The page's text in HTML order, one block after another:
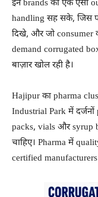
इन brands को एक ऐसा
handling सह सके, जिस
दिखे, और जो consumer
demand corrugated
बाज़ार खोल रही है।
Hajipur का pharma
Industrial Park में
packs, vials और syrup
चाहिए। Pharma में
certified